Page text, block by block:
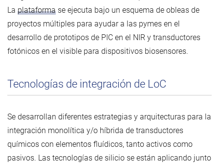
La plataforma se ejecuta bajo un esquema de obleas de
proyectos múltiples para ayudar a las pymes en el
desarrollo de prototipos de PIC en el NIR y transductores
fotónicos en el visible para dispositivos biosensores.
Tecnologías de integración de LoC
Se desarrollan diferentes estrategias y arquitecturas para la
integración monolítica y/o híbrida de transductores
químicos con elementos fluídicos, tanto activos como
pasivos. Las tecnologías de silicio se están aplicando junto